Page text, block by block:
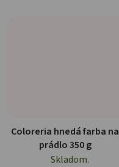
Coloreria hnedá farba na
prádlo 350 g
Skladom.